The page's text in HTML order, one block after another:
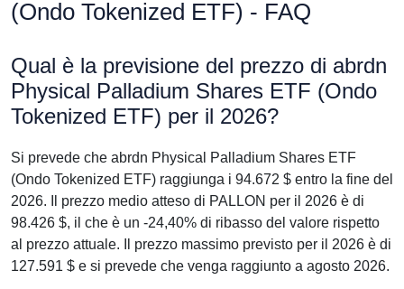
(Ondo Tokenized ETF) - FAQ
Qual è la previsione del prezzo di abrdn
Physical Palladium Shares ETF (Ondo
Tokenized ETF) per il 2026?
Si prevede che abrdn Physical Palladium Shares ETF
(Ondo Tokenized ETF) raggiunga i 94.672 $ entro la fine del
2026. Il prezzo medio atteso di PALLON per il 2026 è di
98.426 $, il che è un -24,40% di ribasso del valore rispetto
al prezzo attuale. Il prezzo massimo previsto per il 2026 è di
127.591 $ e si prevede che venga raggiunto a agosto 2026.